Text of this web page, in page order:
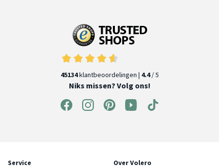
45134klantbeoordelingen | 4.4/ 5
Niks missen? Volg ons!
Service Over Volero